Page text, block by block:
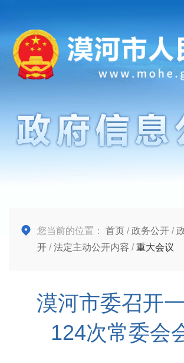
您当前的位置： 首页 /政务公开 /
开 /法定主动公开内容 /重大会议
漠河市委召开
124次常委会